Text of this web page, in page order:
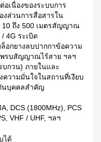
เนื่องของระบบการ
ส่วนการสื่อสารใน
10 ถึง 500 เมตรสัญญาณ
4G ระเบิด
กยางลบปากกาข้อความ
พรบสัญญาณไร้สาย ฯลฯ
บกวน) ภายในและ
ความมั่นใจในสถานที่เงียบ
นบุคคลสำคัญ
DCS (1800MHz), PCS
VHF / UHF, ฯลฯ
ได้